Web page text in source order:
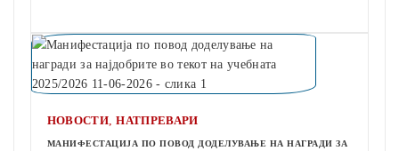
НОВОСТИ,НАТПРЕВАРИ
МАНИФЕСТАЦИЈА ПО ПОВОД ДОДЕЛУВАЊЕ НА НАГРАДИ ЗА